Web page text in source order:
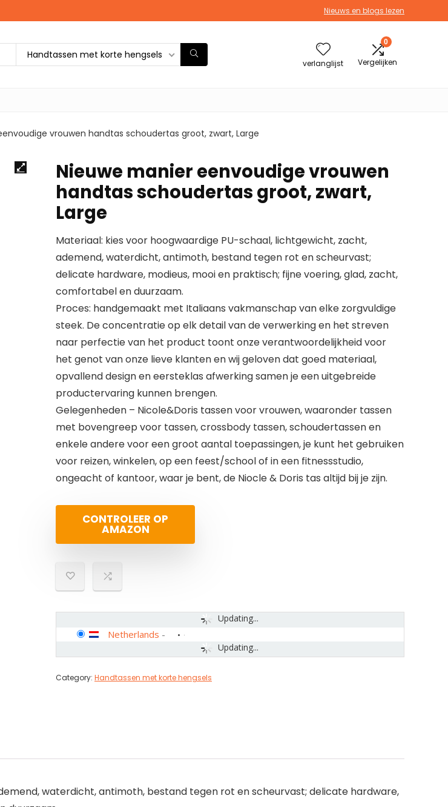
Nieuws en blogs lezen
Handtassen met korte hengsels
verlanglijst
0
Vergelijken
vrouwen handtas schoudertas groot, zwart, Large
Nieuwe manier eenvoudige vrouwen
handtas schoudertas groot, zwart,
Large
Materiaal: kies voor hoogwaardige PU-schaal, lichtgewicht, zacht,
ademend, waterdicht, antimoth, bestand tegen rot en scheurvast;
delicate hardware, modieus, mooi en praktisch; fijne voering, glad, zacht,
comfortabel en duurzaam.
Proces: handgemaakt met Italiaans vakmanschap van elke zorgvuldige
steek. De concentratie op elk detail van de verwerking en het streven
naar perfectie van het product toont onze verantwoordelijkheid voor
het genot van onze lieve klanten en wij geloven dat goed materiaal,
opvallend design en eersteklas afwerking samen je een uitgebreide
productervaring kunnen brengen.
Gelegenheden – Nicole&Doris tassen voor vrouwen, waaronder tassen
met bovengreep voor tassen, crossbody tassen, schoudertassen en
enkele andere voor een groot aantal toepassingen, je kunt het gebruiken
voor reizen, winkelen, op een feest/school of in een fitnessstudio,
ongeacht of kantoor, waar je bent, de Niocle & Doris tas altijd bij je zijn.
CONTROLEER OP
AMAZON
Updating...
Updating...
Netherlands -
Category: Handtassen met korte hengsels
waterdicht, antimoth, bestand tegen rot en scheurvast; delicate hardware,